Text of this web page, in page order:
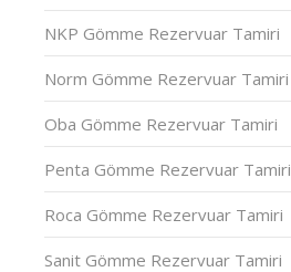
NKP Gömme Rezervuar Tamiri
Norm Gömme Rezervuar Tamiri
Oba Gömme Rezervuar Tamiri
Penta Gömme Rezervuar Tamiri
Roca Gömme Rezervuar Tamiri
Sanit Gömme Rezervuar Tamiri